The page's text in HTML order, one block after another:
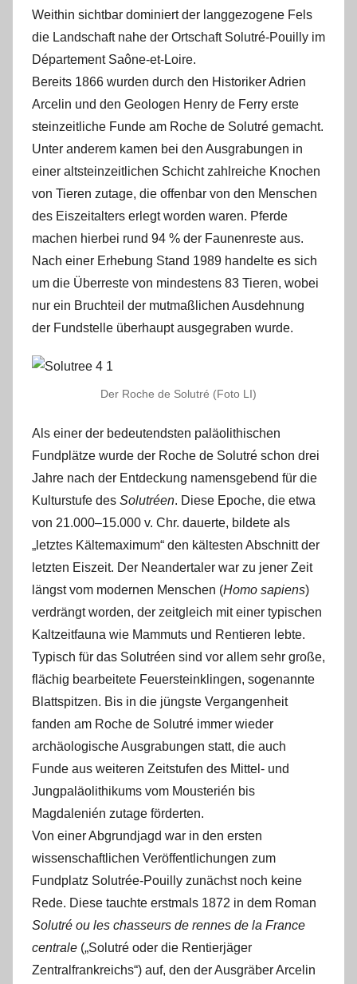
Weithin sichtbar dominiert der langgezogene Fels
die Landschaft nahe der Ortschaft Solutré-Pouilly im
Département Saône-et-Loire.
Bereits 1866 wurden durch den Historiker Adrien
Arcelin und den Geologen Henry de Ferry erste
steinzeitliche Funde am Roche de Solutré gemacht.
Unter anderem kamen bei den Ausgrabungen in
einer altsteinzeitlichen Schicht zahlreiche Knochen
von Tieren zutage, die offenbar von den Menschen
des Eiszeitalters erlegt worden waren. Pferde
machen hierbei rund 94 % der Faunenreste aus.
Nach einer Erhebung Stand 1989 handelte es sich
um die Überreste von mindestens 83 Tieren, wobei
nur ein Bruchteil der mutmaßlichen Ausdehnung
der Fundstelle überhaupt ausgegraben wurde.
Der Roche de Solutré (Foto LI)
Als einer der bedeutendsten paläolithischen
Fundplätze wurde der Roche de Solutré schon drei
Jahre nach der Entdeckung namensgebend für die
Kulturstufe des Solutréen. Diese Epoche, die etwa
von 21.000‒15.000 v. Chr. dauerte, bildete als
„letztes Kältemaximum“ den kältesten Abschnitt der
letzten Eiszeit. Der Neandertaler war zu jener Zeit
längst vom modernen Menschen (Homo sapiens)
verdrängt worden, der zeitgleich mit einer typischen
Kaltzeitfauna wie Mammuts und Rentieren lebte.
Typisch für das Solutréen sind vor allem sehr große,
flächig bearbeitete Feuersteinklingen, sogenannte
Blattspitzen. Bis in die jüngste Vergangenheit
fanden am Roche de Solutré immer wieder
archäologische Ausgrabungen statt, die auch
Funde aus weiteren Zeitstufen des Mittel- und
Jungpaläolithikums vom Mousterién bis
Magdalenién zutage förderten.
Von einer Abgrundjagd war in den ersten
wissenschaftlichen Veröffentlichungen zum
Fundplatz Solutrée-Pouilly zunächst noch keine
Rede. Diese tauchte erstmals 1872 in dem Roman
Solutré ou les chasseurs de rennes de la France
centrale („Solutré oder die Rentierjäger
Zentralfrankreichs“) auf, den der Ausgräber Arcelin